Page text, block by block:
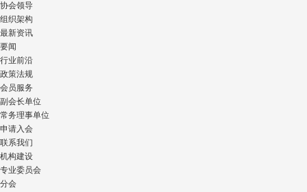
协会领导
组织架构
最新资讯
要闻
行业前沿
政策法规
会员服务
副会长单位
常务理事单位
申请入会
联系我们
机构建设
专业委员会
分会